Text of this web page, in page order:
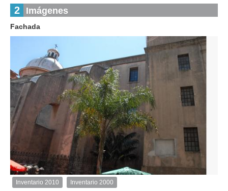
2 Imágenes
Fachada
Inventario
Inventario 2010
2de2
Inventario 2000